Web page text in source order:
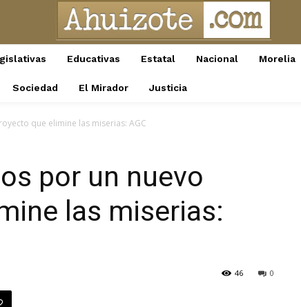
Educativas Estatal Nacional Morelia
Sociedad El Mirador Justicia
que elimine las miserias: AGC
por un nuevo
las miserias:
0
46